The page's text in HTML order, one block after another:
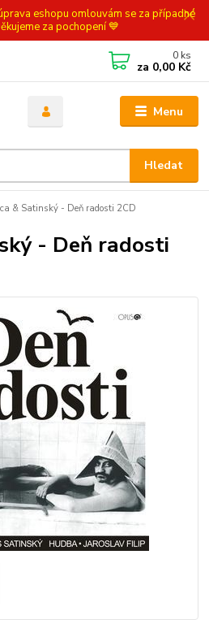
eshopu omlouvám se za případné
za pochopení 💙
Menu
Hledat
0 ks
za 0,00 Kč
& Satinský - Deň radosti 2CD
- Deň radosti